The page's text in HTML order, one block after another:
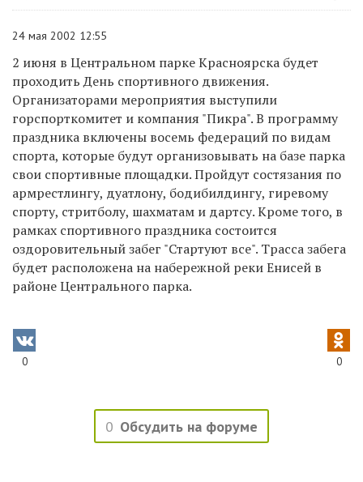
24 мая 2002 12:55
2 июня в Центральном парке Красноярска будет
проходить День спортивного движения.
Организаторами мероприятия выступили
горспорткомитет и компания "Пикра". В программу
праздника включены восемь федераций по видам
спорта, которые будут организовывать на базе парка
свои спортивные площадки. Пройдут состязания по
армрестлингу, дуатлону, бодибилдингу, гиревому
спорту, стритболу, шахматам и дартсу. Кроме того, в
рамках спортивного праздника состоится
оздоровительный забег "Стартуют все". Трасса забега
будет расположена на набережной реки Енисей в
районе Центрального парка.
0 0
0 Обсудить на форуме